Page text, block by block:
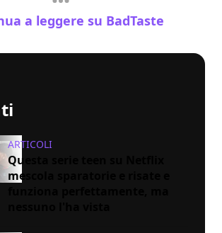
a leggere su BadTaste
ARTICOLI
Questa serie teen su Netflix
mescola sparatorie e risate e